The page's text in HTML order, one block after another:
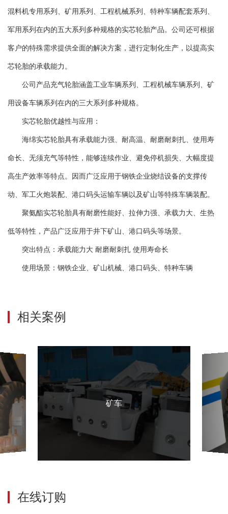
混料机专用系列、矿用系列、工程机械系列、特种车辆配套系列、
军用系列在内的五大系列多种规格的实芯轮胎产品。公司还可根据
客户的特殊需求提供全面的解决方案，进行定制化生产，以提高实
芯轮胎的承载能力。
公司产品充气轮胎涵盖工业车辆系列、工程机械车辆系列、矿
用设备车辆系列在内的三大系列多种规格。
实芯轮胎优越性与应用：
海绵实芯轮胎具有承载能力强、耐高温、耐磨耐刺扎、使用寿
命长、无须充气等特性，能够连续作业、避免停机损失、大幅度提
高生产效率等特点。因而广泛应用于钢铁企业烧结设备的支撑传
动、军工火炮装配、港口码头运输车辆以及矿山等特殊车辆装配。
聚氨酯实芯轮胎具有耐磨性能好、拉伸力强、承载力大、生热
低等特性，产品广泛应用于井下矿山、港口码头等场景。
突出特点：承载能力大 耐磨耐刺扎 使用寿命长
使用场景：钢铁企业、矿山机械、港口码头、特种车辆
相关案例
矿车
在线订购